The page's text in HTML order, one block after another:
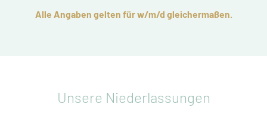
Alle Angaben gelten für w/m/d gleichermaßen.
Unsere Niederlassungen